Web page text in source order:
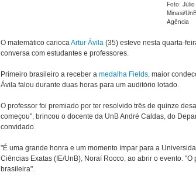
Foto: Júlio
Minasi/UnB
Agência
O matemático cariocaArtur Ávila (35) esteve nesta quarta-
conversa com estudantes e professores.
Primeiro brasileiro a receber a medalha Fields, maior
Ávila falou durante duas horas para um auditório lotado.
O professor foi premiado por ter resolvido três de quinze
começou", brincou o docente da UnB André Caldas, do
convidado.
"É uma grande honra e um momento ímpar para a
Ciências Exatas (IE/UnB), Noraí Rocco, ao abrir o evento.
brasileira".